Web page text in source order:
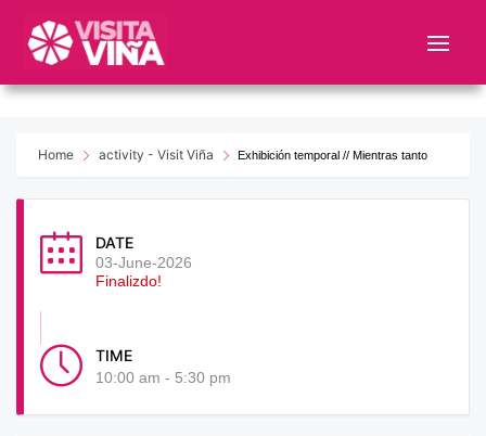
este
web
sistemaHome activity - Visit Viña Exhibición temporal // Mientras tanto
DATE
03-June-2026
Finalizdo!
TIME
10:00 am - 5:30 pm